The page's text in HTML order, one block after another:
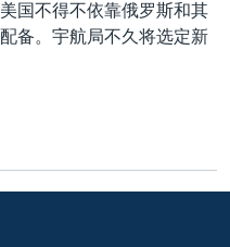
国不得不依靠俄罗斯和其
备。宇航局不久将选定新